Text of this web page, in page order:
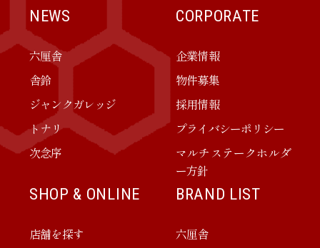
NEWS
六厘舎
舎鈴
ジャンクガレッジ
トナリ
次念序
CORPORATE
企業情報
物件募集
採用情報
プライバシーポリシー
マルチステークホルダ
ー方針
SHOP & ONLINE
店舗を探す
BRAND LIST
六厘舎